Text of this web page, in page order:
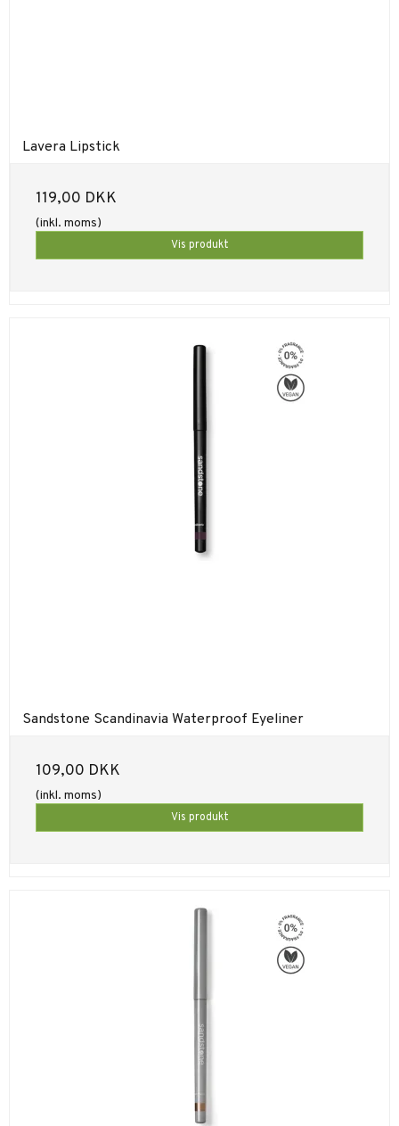
Lavera Lipstick
119,00 DKK
(inkl. moms)
Vis produkt
Sandstone Scandinavia Waterproof Eyeliner
109,00 DKK
(inkl. moms)
Vis produkt